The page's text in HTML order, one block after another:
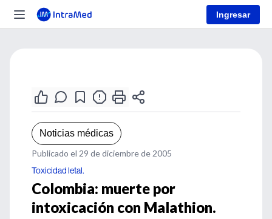
Ingresar
Noticias médicas
Publicado el 29 de diciembre de 2005
Toxicidad letal.
Colombia: muerte por
intoxicación con Malathion.